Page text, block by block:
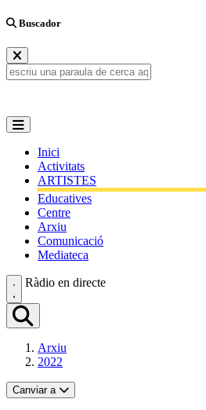
Buscador
Inici
Activitats
ARTISTES
Educatives
Centre
Arxiu
Comunicació
Mediateca
Ràdio en directe
Arxiu
2022
Canviar a